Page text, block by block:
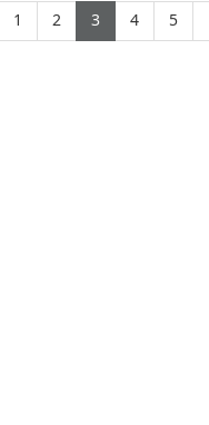
1 (current)
2(current)
3 (current)
4 5